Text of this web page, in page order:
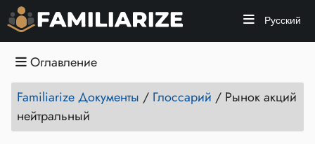
Русский
Оглавление
Familiarize Документы / Глоссарий / Рынок акций
нейтральный